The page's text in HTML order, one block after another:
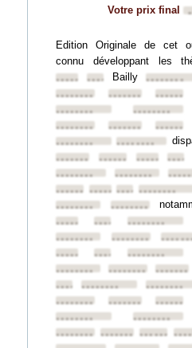
Votre prix final
Edition Originale de cet
connu développant les
••••••••••••••••
Bailly••••••••
••••••••
•••••••• ••••••••
••••••••
••••••••
••••••••
•••••••• ••••••••
••••••••
••••••••
••••••••
••••••••••••••••
••••••••
••••••••
••••••••••••••••••••••••••••••••
••••••••
••••••••
••••••••••••••••••••••••
••••••••
••••••••
••••••••••••••••••••••••
••••••••
•••••••• ••••••••
•••••••••••••••• ••••••••
••••••••
•••••••• ••••••••
••••••••
••••••••
•••••••• •••••••• ••••••••